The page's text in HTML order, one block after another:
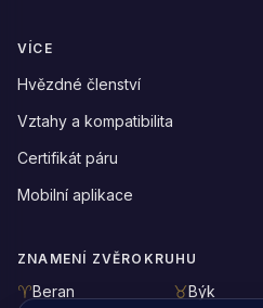
VÍCE
Hvězdné členství
Vztahy a kompatibilita
Certifikát páru
Mobilní aplikace
ZNAMENÍ ZVĚROKRUHU
Beran Býk